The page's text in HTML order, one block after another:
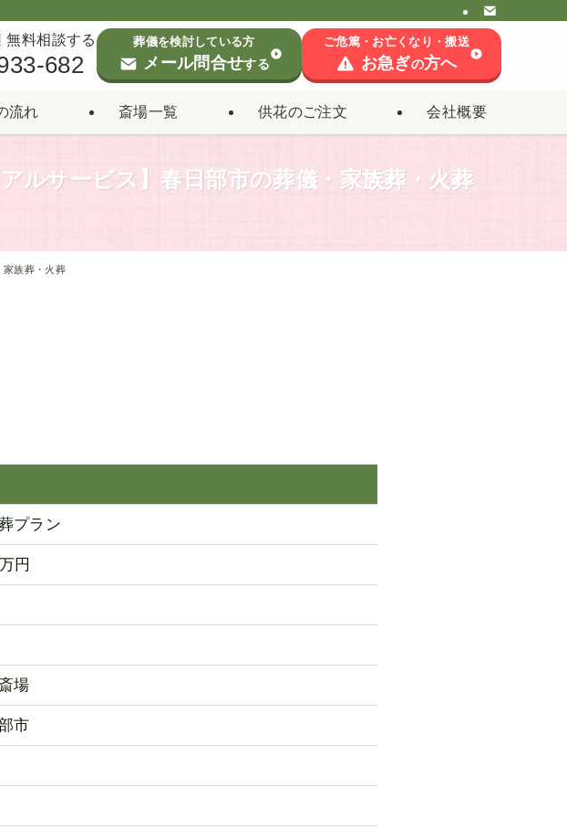
流れ 斎場一覧 供花のご注文 会社概要
無料相談する
682
葬儀を検討している方
メール問合せする
ご危篤・お亡くなり・搬送
お急ぎの方へ
ルサービス】春日部市の葬儀・家族葬・火葬
家族葬・火葬
プラン
円
場
市